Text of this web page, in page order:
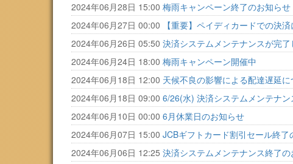
2024年06月28日 15:00 梅雨キャンペーン終了のお知らせ
2024年06月27日 00:00
【重要】ペイディカードでの決
2024年06月26日 05:50 決済システムメンテナンスが完了
2024年06月24日 18:00 梅雨キャンペーン開催中
2024年06月18日 12:00 天候不良の影響による配達遅延に
2024年06月18日 09:00 6/26(水) 決済システムメンテナ
2024年06月10日 00:00 6月休業日のお知らせ
2024年06月07日 15:00 JCBギフトカード割引セール終了
2024年06月06日 12:25 決済システムメンテナンス終了